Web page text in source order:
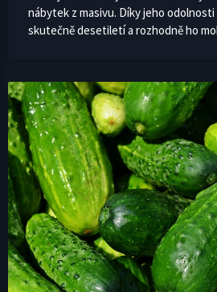
nábytek z masivu. Díky jeho
skutečně desetiletí a rozhodně ho